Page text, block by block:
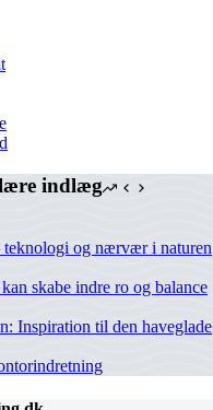
indlæg
teknologi og nærvær i naturen
skabe indre ro og balance
Inspiration til den haveglade